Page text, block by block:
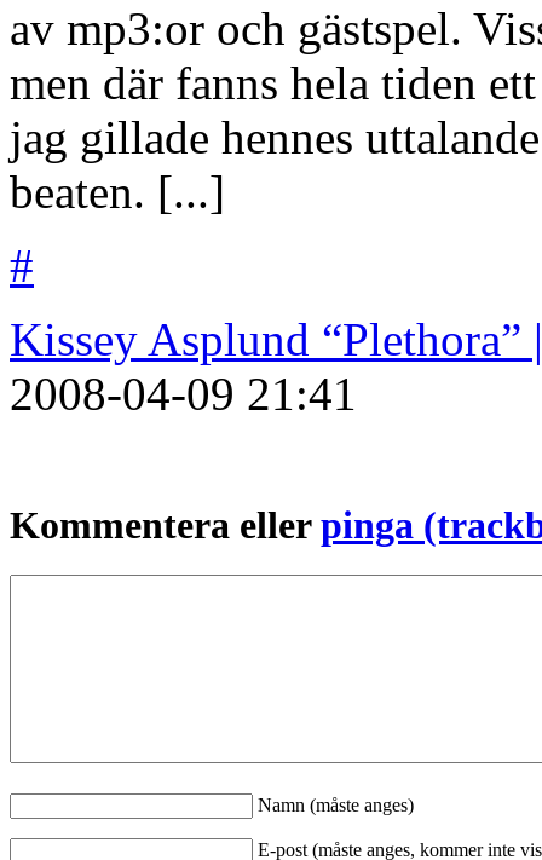
av mp3:or och gästspel.
men där fanns hela tiden
jag gillade hennes
beaten. [...]
#
Kissey Asplund “Plethora”
2008-04-09 21:41
Kommentera ellerpinga
Namn (måste anges)
E-post (måste anges, kommer inte